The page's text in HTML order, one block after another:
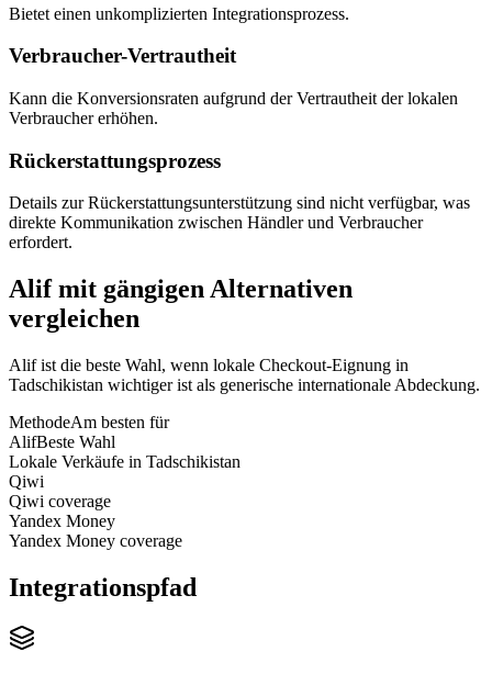
Bietet einen unkomplizierten Integrationsprozess.
Verbraucher-Vertrautheit
Kann die Konversionsraten aufgrund der Vertrautheit der lokalen
Verbraucher erhöhen.
Rückerstattungsprozess
Details zur Rückerstattungsunterstützung sind nicht verfügbar, was
direkte Kommunikation zwischen Händler und Verbraucher
erfordert.
Alif mit gängigen Alternativen
vergleichen
Alif ist die beste Wahl, wenn lokale Checkout-Eignung in
Tadschikistan wichtiger ist als generische internationale Abdeckung.
MethodeAm besten für
AlifBeste Wahl
Lokale Verkäufe in Tadschikistan
Qiwi
Qiwi coverage
Yandex Money
Yandex Money coverage
Integrationspfad